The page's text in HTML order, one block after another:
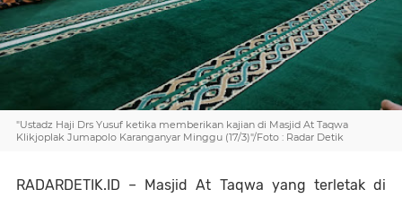
"Ustadz Haji Drs Yusuf ketika memberikan kajian di Masjid At Taqwa
Klikjoplak Jumapolo Karanganyar Minggu (17/3)"/Foto : Radar Detik
RADARDETIK.ID – Masjid At Taqwa yang terletak di